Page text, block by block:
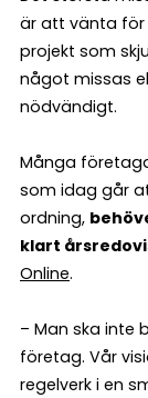
är att vänta för
projekt som
något missas
nödvändigt.
Många
som idag går
ordning,
klart
Online.
– Man ska inte
företag. Vår
regelverk i en